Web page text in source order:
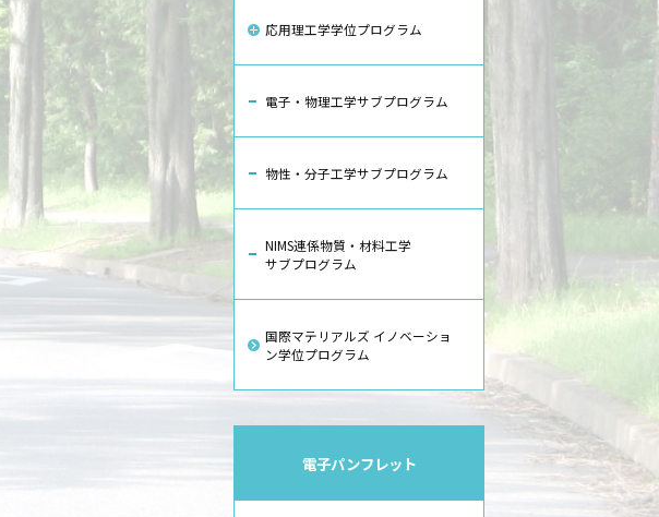
応用理工学学位プログラム
電子・物理工学サブプログラム
物性・分子工学サブプログラム
NIMS連係物質・材料工学
サブプログラム
国際マテリアルズ イノベーショ
ン学位プログラム
電子パンフレット